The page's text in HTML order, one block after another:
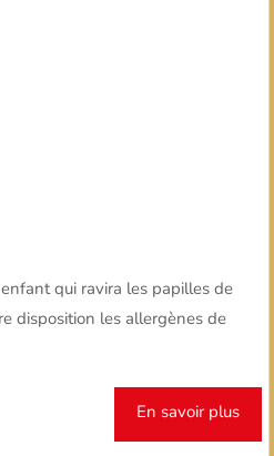
qui ravira les papilles de
disposition les allergènes de
En savoir plus